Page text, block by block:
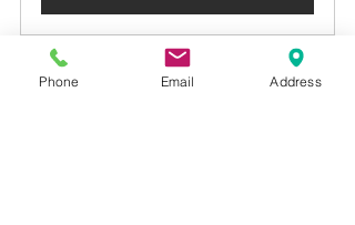
Phone Email Address